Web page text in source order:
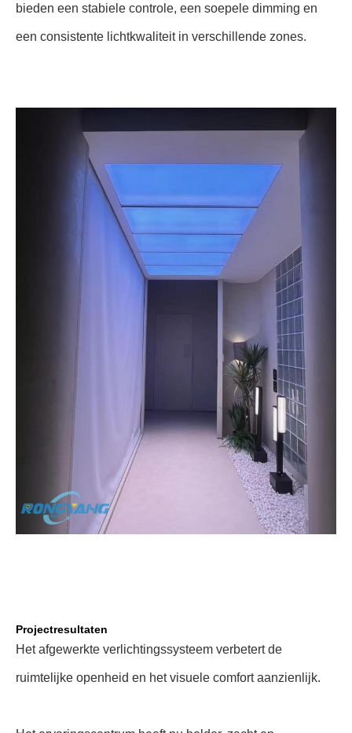
bieden een stabiele controle, een soepele dimming en
een consistente lichtkwaliteit in verschillende zones.
Projectresultaten
Het afgewerkte verlichtingssysteem verbetert de
ruimtelijke openheid en het visuele comfort aanzienlijk.